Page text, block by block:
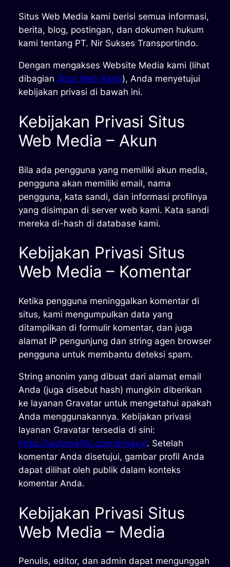
Situs Web Media kami berisi semua informasi,
berita, blog, postingan, dan dokumen hukum
kami tentang PT. Nir Sukses Transportindo.
Dengan mengakses Website Media kami (lihat
dibagian Situs Web Kami), Anda menyetujui
kebijakan privasi di bawah ini.
Kebijakan Privasi Situs
Web Media – Akun
Bila ada pengguna yang memiliki akun media,
pengguna akan memiliki email, nama
pengguna, kata sandi, dan informasi profilnya
yang disimpan di server web kami. Kata sandi
mereka di-hash di database kami.
Kebijakan Privasi Situs
Web Media – Komentar
Ketika pengguna meninggalkan komentar di
situs, kami mengumpulkan data yang
ditampilkan di formulir komentar, dan juga
alamat IP pengunjung dan string agen browser
pengguna untuk membantu deteksi spam.
String anonim yang dibuat dari alamat email
Anda (juga disebut hash) mungkin diberikan
ke layanan Gravatar untuk mengetahui apakah
Anda menggunakannya. Kebijakan privasi
layanan Gravatar tersedia di sini:
https://automattic.com/privacy/. Setelah
komentar Anda disetujui, gambar profil Anda
dapat dilihat oleh publik dalam konteks
komentar Anda.
Kebijakan Privasi Situs
Web Media – Media
Penulis, editor, dan admin dapat mengunggah